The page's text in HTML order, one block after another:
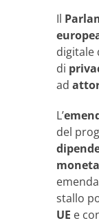
Il
digitale
di
ad
L’
del
stallo
UE e